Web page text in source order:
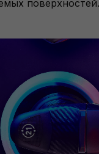
поверхностей.